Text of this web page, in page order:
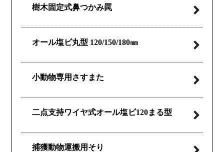
樹木固定式鼻つかみ罠
オール塩ビ丸型 120/150/180㎜
小動物専用さすまた
二点支持ワイヤ式オール塩ビ120まる型
捕獲動物運搬用そり